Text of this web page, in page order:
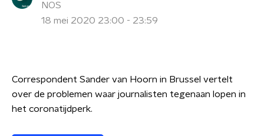
NOS
18 mei 2020 23:00 - 23:59
Correspondent Sander van Hoorn in Brussel vertelt
over de problemen waar journalisten tegenaan lopen in
het coronatijdperk.